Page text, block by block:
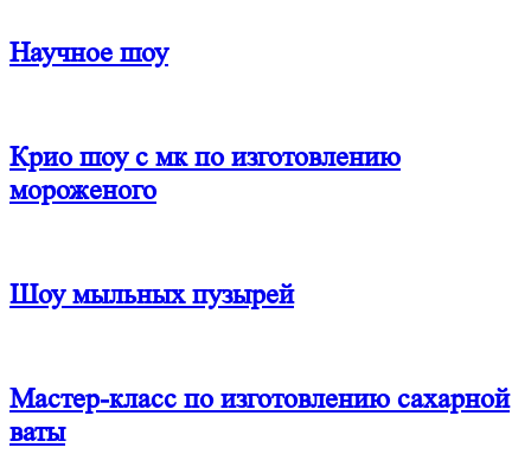
Научное шоу
Крио шоу с мк по изготовлению
мороженого
Шоу мыльных пузырей
Мастер-класс по изготовлению сахарной
ваты